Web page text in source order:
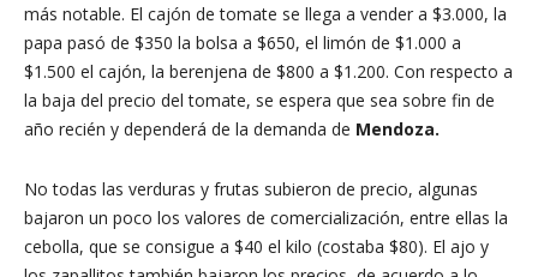
más notable. El cajón de tomate se llega a vender a $3.000, la
papa pasó de $350 la bolsa a $650, el limón de $1.000 a
$1.500 el cajón, la berenjena de $800 a $1.200. Con respecto a
la baja del precio del tomate, se espera que sea sobre fin de
año recién y dependerá de la demanda de Mendoza.
No todas las verduras y frutas subieron de precio, algunas
bajaron un poco los valores de comercialización, entre ellas la
cebolla, que se consigue a $40 el kilo (costaba $80). El ajo y